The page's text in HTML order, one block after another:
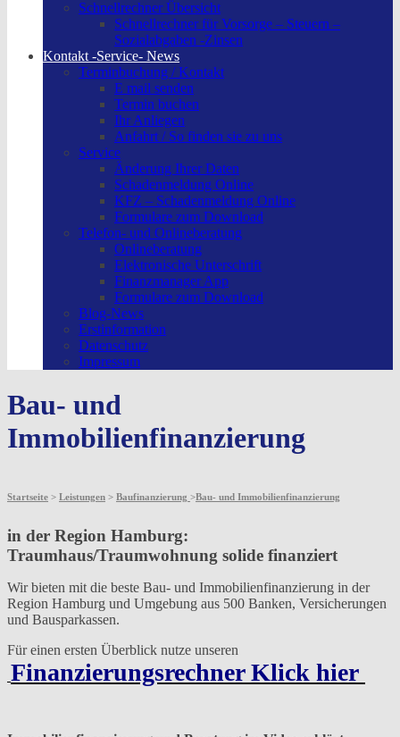
Schnellrechner Übersicht
Schnellrechner für Vorsorge – Steuern –
Sozialabgaben -Zinsen
Kontakt -Service- News
Terminbuchung / Kontakt
E mail senden
Termin buchen
Ihr Anliegen
Anfahrt / So finden sie zu uns
Service
Änderung Ihrer Daten
Schadenmeldung Online
KFZ – Schadenmeldung Online
Formulare zum Download
Telefon- und Onlineberatung
Onlineberatung
Elektronische Unterschrift
Finanzmanager App
Formulare zum Download
Blog-News
Erstinformation
Datenschutz
Impressum
Bau- und
Immobilienfinanzierung
Startseite > Leistungen > Baufinanzierung >Bau- und Immobilienfinanzierung
in der Region Hamburg:
Traumhaus/Traumwohnung solide finanziert
Wir bieten mit die beste Bau- und Immobilienfinanzierung in der
Region Hamburg und Umgebung aus 500 Banken, Versicherungen
und Bausparkassen.
Für einen ersten Überblick nutze unseren
Finanzierungsrechner Klick hier